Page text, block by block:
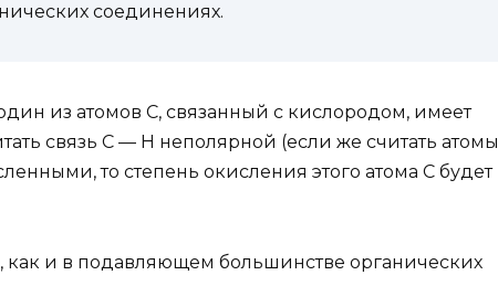
соединениях.
из атомов С, связанный с кислородом, имеет
связь С — Н неполярной (если же считать атомы
то степень окисления этого атома С будет
как и в подавляющем большинстве органических